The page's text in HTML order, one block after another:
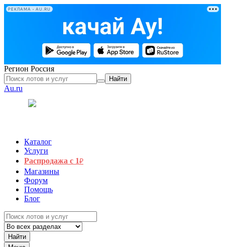
РЕКЛАМА • AU.RU
Регион Россия
Найти
Au.ru
Каталог
Услуги
Распродажа с 1₽
Магазины
Форум
Помощь
Блог
Найти